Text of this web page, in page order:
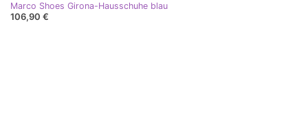
Marco Shoes Girona-Hausschuhe blau
106,90 €